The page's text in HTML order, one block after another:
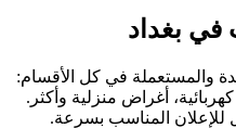
في بغداد
والمستعملة في كل الأقسام:
أغراض منزلية وأكثر.
للإعلان المناسب بسرعة.